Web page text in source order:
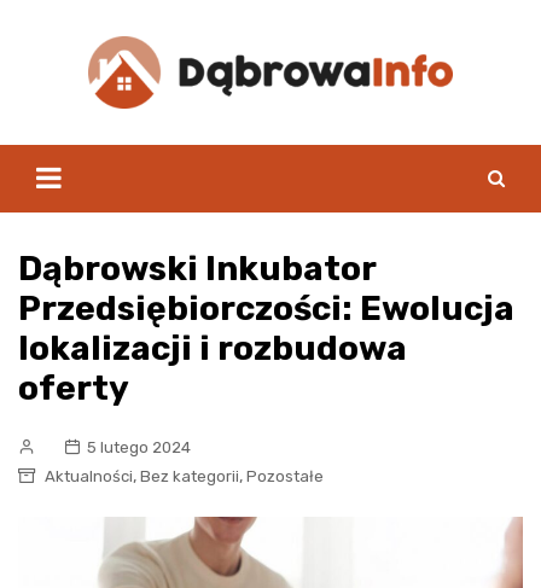
Dąbrowski Inkubator
Przedsiębiorczości: Ewolucja
lokalizacji i rozbudowa
oferty
5 lutego 2024
Aktualności, Bez kategorii, Pozostałe